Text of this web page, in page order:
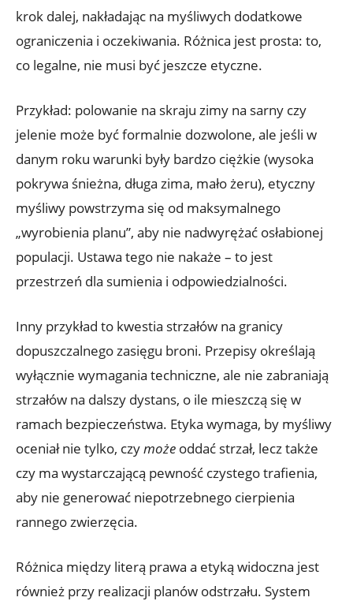
krok dalej, nakładając na myśliwych dodatkowe
ograniczenia i oczekiwania. Różnica jest prosta: to,
co legalne, nie musi być jeszcze etyczne.
Przykład: polowanie na skraju zimy na sarny czy
jelenie może być formalnie dozwolone, ale jeśli w
danym roku warunki były bardzo ciężkie (wysoka
pokrywa śnieżna, długa zima, mało żeru), etyczny
myśliwy powstrzyma się od maksymalnego
„wyrobienia planu”, aby nie nadwyrężać osłabionej
populacji. Ustawa tego nie nakaże – to jest
przestrzeń dla sumienia i odpowiedzialności.
Inny przykład to kwestia strzałów na granicy
dopuszczalnego zasięgu broni. Przepisy określają
wyłącznie wymagania techniczne, ale nie zabraniają
strzałów na dalszy dystans, o ile mieszczą się w
ramach bezpieczeństwa. Etyka wymaga, by myśliwy
oceniał nie tylko, czymoże oddać strzał, lecz także
czy ma wystarczającą pewność czystego trafienia,
aby nie generować niepotrzebnego cierpienia
rannego zwierzęcia.
Różnica między literą prawa a etyką widoczna jest
również przy realizacji planów odstrzału. System